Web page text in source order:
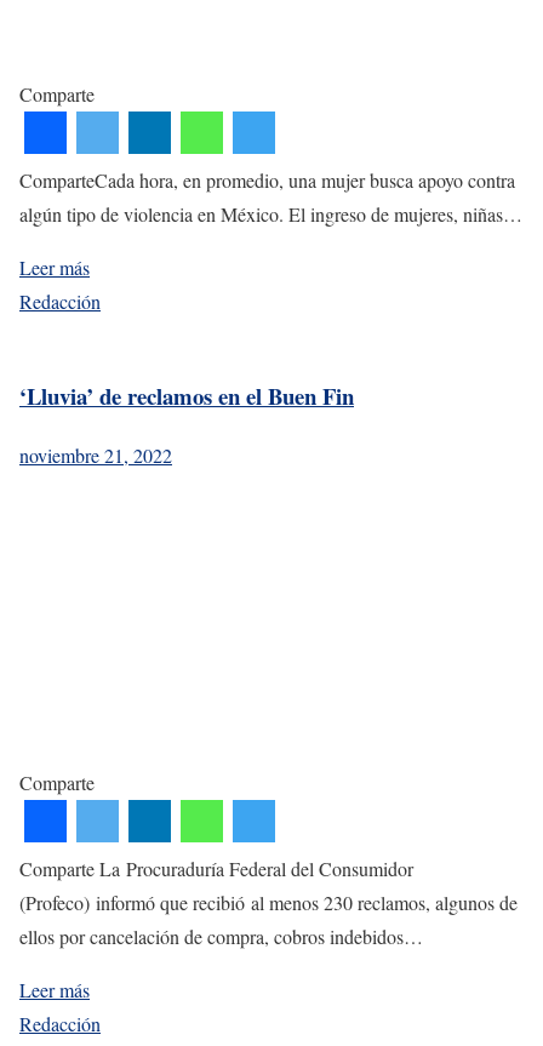
Comparte
ComparteCada hora, en promedio, una mujer busca apoyo contra
algún tipo de violencia en México. El ingreso de mujeres, niñas…
Leer más
Redacción
‘Lluvia’ de reclamos en el Buen Fin
noviembre 21, 2022
Comparte
Comparte La Procuraduría Federal del Consumidor
(Profeco) informó que recibió al menos 230 reclamos, algunos de
ellos por cancelación de compra, cobros indebidos…
Leer más
Redacción